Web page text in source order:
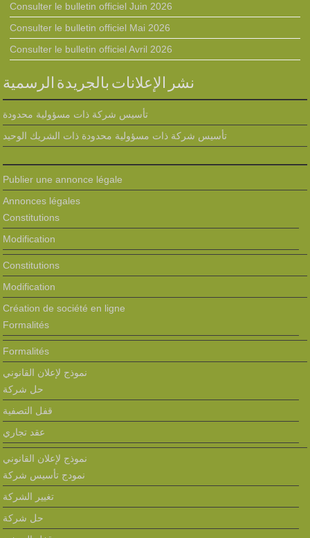
Consulter le bulletin officiel Juin 2026
Consulter le bulletin officiel Mai 2026
Consulter le bulletin officiel Avril 2026
نشر الإعلانات بالجريدة الرسمية
تأسيس شركة ذات مسؤولية محدودة
تأسيس شركة ذات مسؤولية محدودة ذات الشريك الوحيد
Publier une annonce légale
Annonces légales
Constitutions
Modification
Constitutions
Modification
Création de société en ligne
Formalités
Formalités
نموذج لإعلان القانوني
حل شركة
قفل التصفية
عقد تجاري
نموذج لإعلان القانوني
نمودج تأسيس شركة
تغيير الشركة
حل شركة